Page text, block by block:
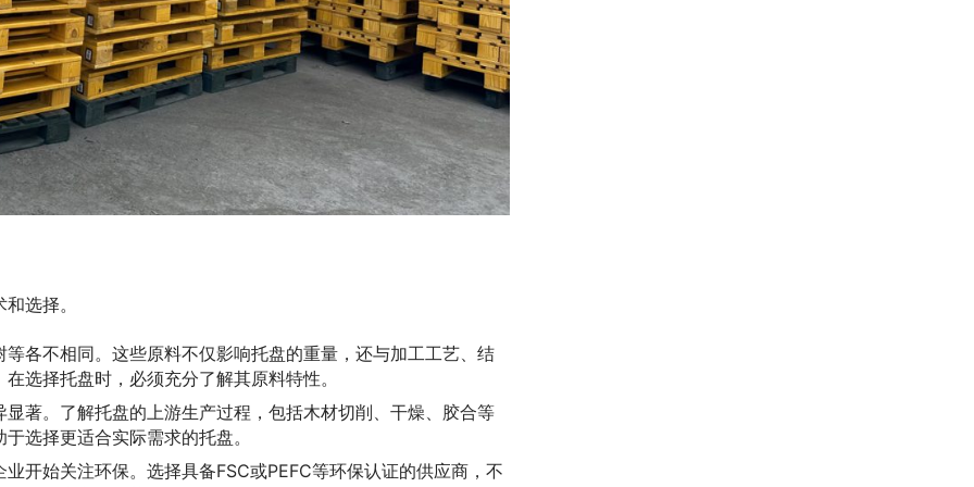
选择。
各不相同。这些原料不仅影响托盘的重量，还与加工工艺、结
选择托盘时，必须充分了解其原料特性。
著。了解托盘的上游生产过程，包括木材切削、干燥、胶合等
选择更适合实际需求的托盘。
开始关注环保。选择具备FSC或PEFC等环保认证的供应商，不